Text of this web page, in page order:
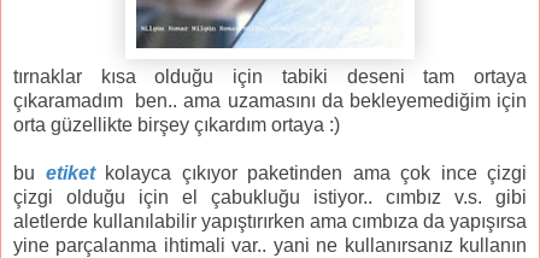
tırnaklar kısa olduğu için tabiki deseni tam ortaya
çıkaramadım ben.. ama uzamasını da bekleyemediğim için
orta güzellikte birşey çıkardım ortaya :)
bu etiketkolayca çıkıyor paketinden ama çok ince çizgi
çizgi olduğu için el çabukluğu istiyor.. cımbız v.s. gibi
aletlerde kullanılabilir yapıştırırken ama cımbıza da yapışırsa
yine parçalanma ihtimali var.. yani ne kullanırsanız kullanın